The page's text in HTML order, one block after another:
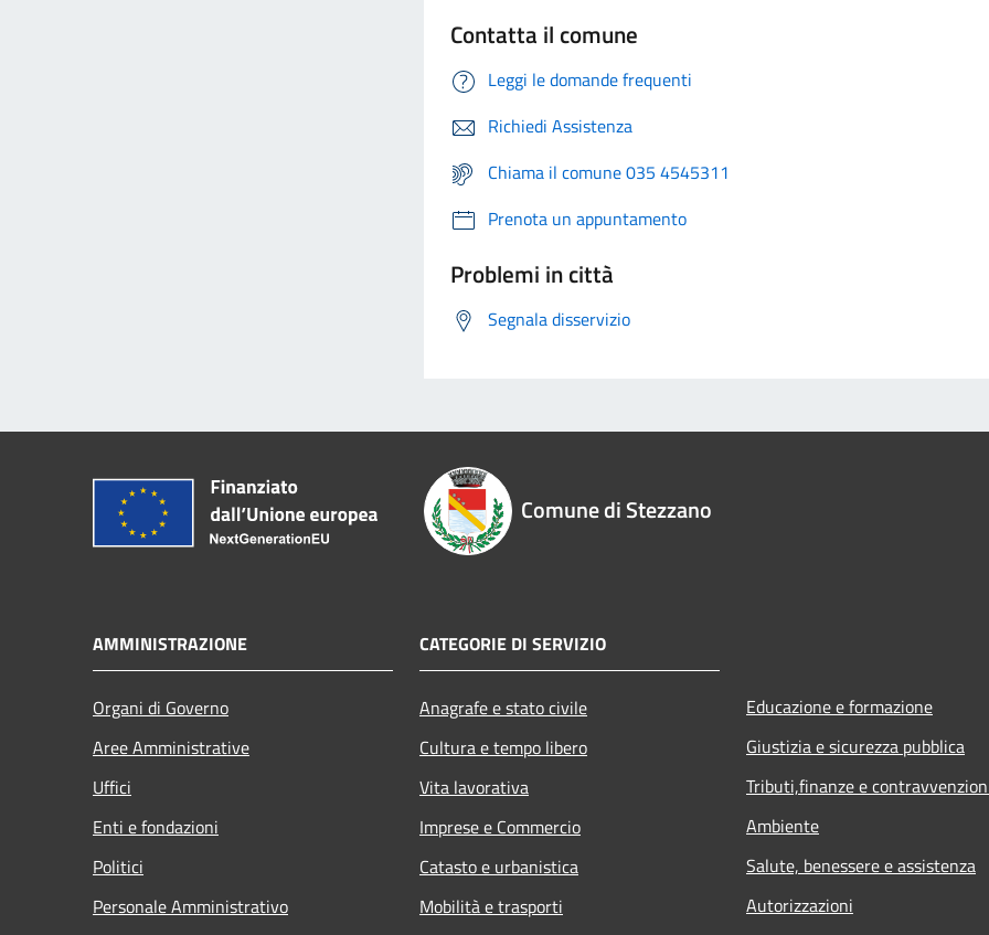
Contatta il comune
Leggi le domande frequenti
Richiedi Assistenza
Chiama il comune 035 4545311
Prenota un appuntamento
Problemi in città
Segnala disservizio
Comune di Stezzano
AMMINISTRAZIONE
Organi di Governo
Aree Amministrative
Uffici
Enti e fondazioni
Politici
Personale Amministrativo
CATEGORIE DI SERVIZIO
Anagrafe e stato civile
Cultura e tempo libero
Vita lavorativa
Imprese e Commercio
Catasto e urbanistica
Mobilità e trasporti
Educazione e formazione
Giustizia e sicurezza pubblica
Tributi,finanze e
Ambiente
Salute, benessere e assistenza
Autorizzazioni